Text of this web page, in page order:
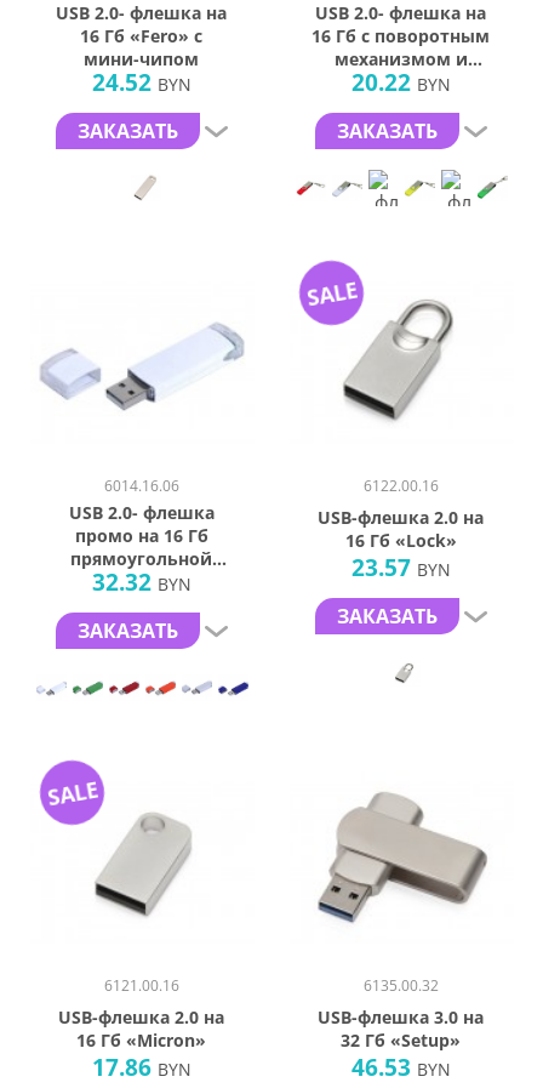
USB 2.0- флешка на
16 Гб «Fero» с
мини-чипом
24.52 BYN
ЗАКАЗАТЬ
USB 2.0- флешка на
16 Гб с поворотным
механизмом и
дополнительным
USB
20.22 BYN
ЗАКАЗАТЬ
6014.16.06
USB 2.0- флешка
промо на 16 Гб
прямоугольной
классической
32.32 BYN
ЗАКАЗАТЬ
6122.00.16
USB-флешка 2.0 на
16 Гб «Lock»
23.57 BYN
ЗАКАЗАТЬ
SALE
6121.00.16
USB-флешка 2.0 на
16 Гб «Micron»
17.86 BYN
SALE
6135.00.32
USB-флешка 3.0 на
32 Гб «Setup»
46.53 BYN